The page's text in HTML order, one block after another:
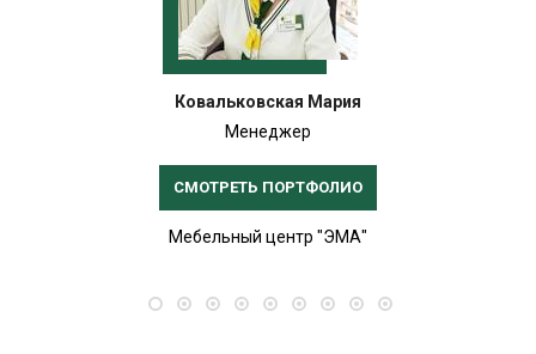
Ковальковская Мария
Менеджер
СМОТРЕТЬ ПОРТФОЛИО
Мебельный центр "ЭМА"